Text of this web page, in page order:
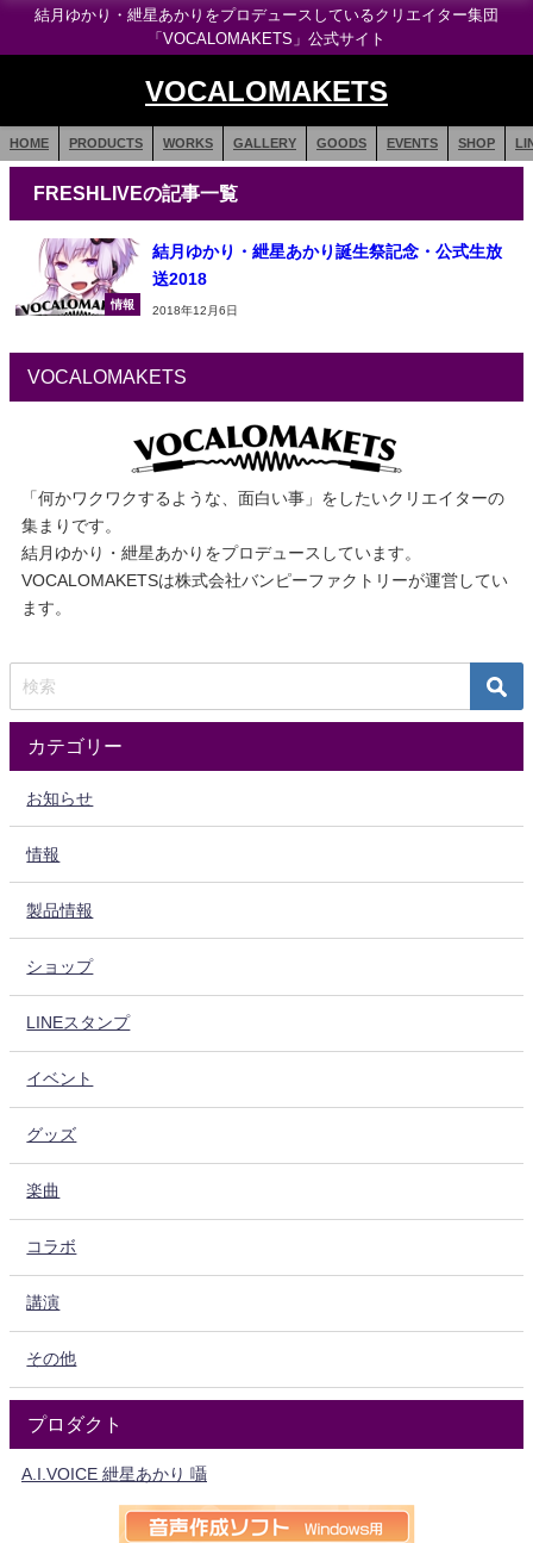
結月ゆかり・紲星あかりをプロデュースしているクリエイター集団
「VOCALOMAKETS」公式サイト
VOCALOMAKETS
HOME PRODUCTS WORKS GALLERY GOODS EVENTS SHOP
FRESHLIVEの記事一覧
情報
結月ゆかり・紲星あかり誕生祭記念・公式生放
送2018
2018年12月6日
VOCALOMAKETS
「何かワクワクするような、面白い事」をしたいクリエイターの
集まりです。
結月ゆかり・紲星あかりをプロデュースしています。
VOCALOMAKETSは株式会社バンピーファクトリーが運営してい
ます。
カテゴリー
お知らせ
情報
製品情報
ショップ
LINEスタンプ
イベント
グッズ
楽曲
コラボ
講演
その他
プロダクト
A.I.VOICE 紲星あかり 囁